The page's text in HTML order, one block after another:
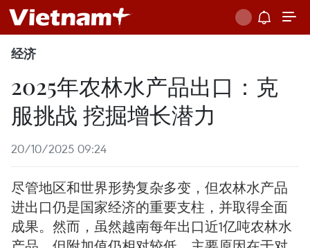
经济
2025年农林水产品出口：克
服挑战 挖掘增长潜力
20/10/2025 09:24
尽管地区和世界形势复杂多变，但农林水产品
进出口仍是国家经济的重要支柱，并取得全面
成果。然而，虽然越南每年出口近1亿吨农林水